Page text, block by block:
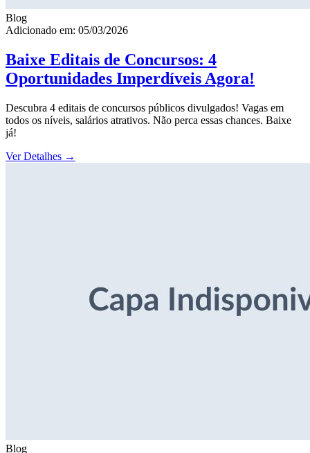
Blog
Adicionado em: 05/03/2026
Baixe Editais de Concursos: 4
Oportunidades Imperdíveis Agora!
Descubra 4 editais de concursos públicos divulgados! Vagas em
todos os níveis, salários atrativos. Não perca essas chances. Baixe
já!
Ver Detalhes →
Blog